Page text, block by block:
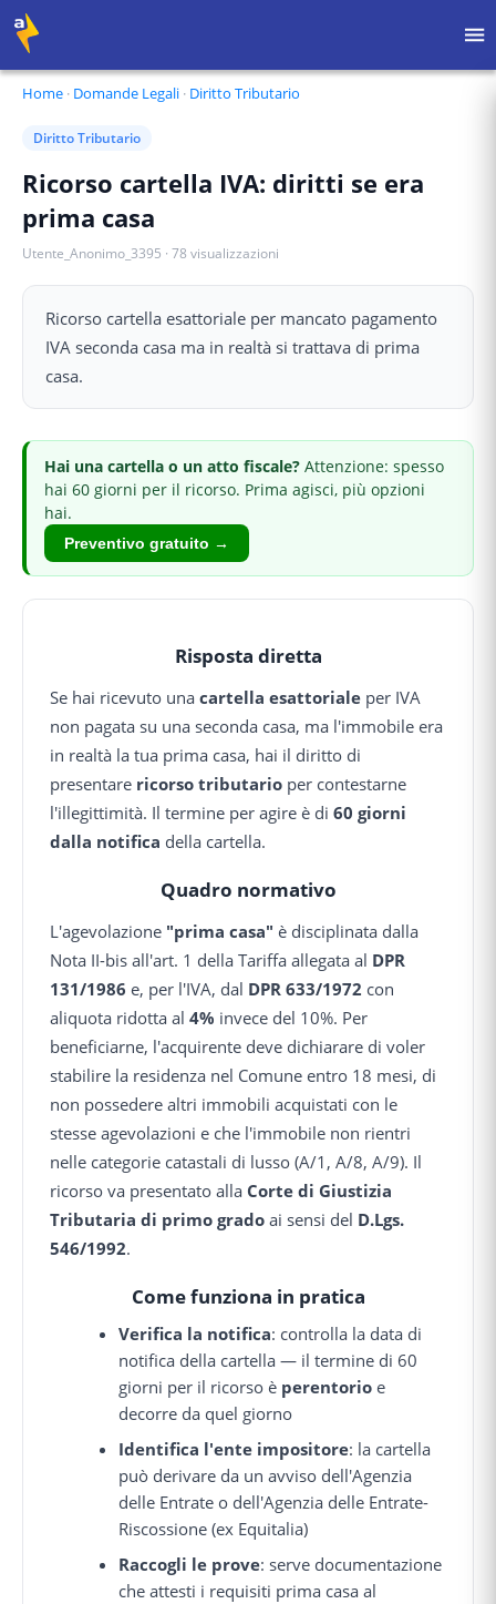
Home · Domande Legali · Diritto Tributario
Diritto Tributario
Ricorso cartella IVA: diritti se era
prima casa
Utente_Anonimo_3395 · 78 visualizzazioni
Ricorso cartella esattoriale per mancato pagamento
IVA seconda casa ma in realtà si trattava di prima
casa.
Hai una cartella o un atto fiscale? Attenzione: spesso
hai 60 giorni per il ricorso. Prima agisci, più opzioni
hai.
Preventivo gratuito →
Risposta diretta
Se hai ricevuto una cartella esattoriale per IVA
non pagata su una seconda casa, ma l'immobile era
in realtà la tua prima casa, hai il diritto di
presentare ricorso tributario per contestarne
l'illegittimità. Il termine per agire è di 60 giorni
dalla notifica della cartella.
Quadro normativo
L'agevolazione "prima casa" è disciplinata dalla
Nota II-bis all'art. 1 della Tariffa allegata al DPR
131/1986 e, per l'IVA, dal DPR 633/1972 con
aliquota ridotta al 4% invece del 10%. Per
beneficiarne, l'acquirente deve dichiarare di voler
stabilire la residenza nel Comune entro 18 mesi, di
non possedere altri immobili acquistati con le
stesse agevolazioni e che l'immobile non rientri
nelle categorie catastali di lusso (A/1, A/8, A/9). Il
ricorso va presentato alla Corte di Giustizia
Tributaria di primo grado ai sensi del D.Lgs.
546/1992.
Come funziona in pratica
Verifica la notifica: controlla la data di
notifica della cartella — il termine di 60
giorni per il ricorso è perentorio e
decorre da quel giorno
Identifica l'ente impositore: la cartella
può derivare da un avviso dell'Agenzia
delle Entrate o dell'Agenzia delle Entrate-
Riscossione (ex Equitalia)
Raccogli le prove: serve documentazione
che attesti i requisiti prima casa al